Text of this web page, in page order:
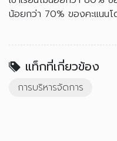
น้อยกว่า 70% ของคะแนน
แท็กที่เกี่ยวข้อง
การบริหารจัดการ